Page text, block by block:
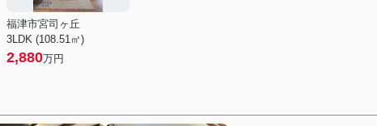
福津市宮司ヶ丘
3LDK (108.51㎡)
2,880万円